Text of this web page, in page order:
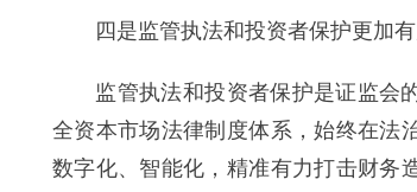
四是监管执法和投资者保护更加有
监管执法和投资者保护是证监会的
全资本市场法律制度体系，始终在法
数字化、智能化，精准有力打击财务